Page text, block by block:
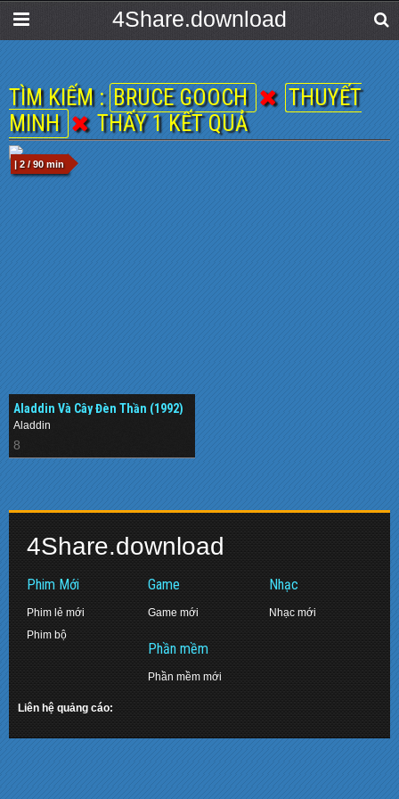
4Share.download
TÌM KIẾM : BRUCE GOOCH
THUYẾT
MINH
THẤY 1 KẾT QUẢ
| 2 / 90 min
Aladdin Và Cây Đèn Thần (1992)
Aladdin
8
4Share.download
Phim Mới
Phim lẻ mới
Phim bộ
Game
Game mới
Phần mềm
Phần mềm mới
Nhạc
Nhạc mới
Liên hệ quảng cáo: